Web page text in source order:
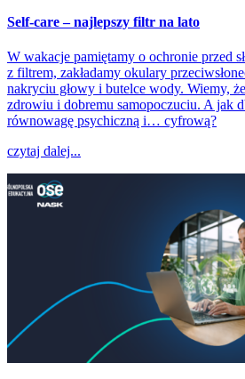
Self-care – najlepszy filtr na lato
W wakacje pamiętamy o ochronie przed
z filtrem, zakładamy okulary
nakryciu głowy i butelce wody. Wiemy,
zdrowiu i dobremu samopoczuciu. A jak
równowagę psychiczną i… cyfrową?
czytaj dalej...